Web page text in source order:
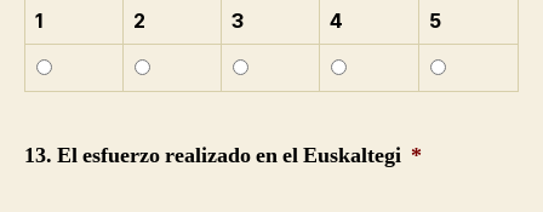
1 2 3 4 5
13. El esfuerzo realizado en el Euskaltegi *